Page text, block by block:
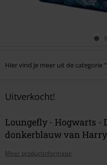
Hier vind je meer uit de categorie
Uitverkocht!
Loungefly - Hogwarts -
donkerblauw van
Meer productinformatie